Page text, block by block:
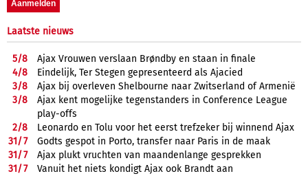
Laatste nieuws
5/8
Ajax Vrouwen verslaan Brøndby en staan in finale
4/8
Eindelijk, Ter Stegen gepresenteerd als Ajacied
3/8
Ajax bij overleven Shelbourne naar Zwitserland of Armenië
3/8
Ajax kent mogelijke tegenstanders in Conference League
play-offs
2/8
Leonardo en Tolu voor het eerst trefzeker bij winnend Ajax
31/7
Godts gespot in Porto, transfer naar Paris in de maak
31/7
Ajax plukt vruchten van maandenlange gesprekken
31/7
Vanuit het niets kondigt Ajax ook Brandt aan